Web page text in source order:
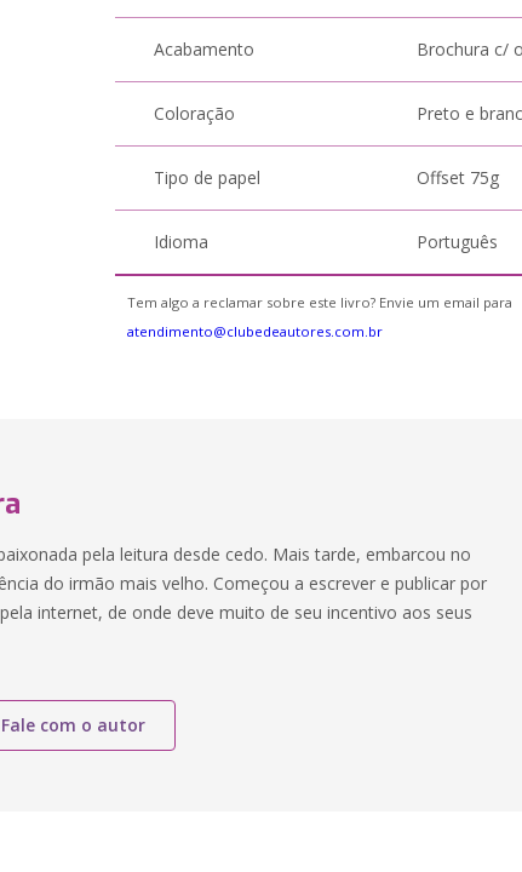
Acabamento Brochura c/
Coloração Preto e
Tipo de papel Offset 75g
Idioma Português
Tem algo a reclamar sobre este livro? Envie um email para
atendimento@clubedeautores.com.br
pela leitura desde cedo. Mais tarde, embarcou no
do irmão mais velho. Começou a escrever e publicar por
internet, de onde deve muito de seu incentivo aos seus
Fale com o autor